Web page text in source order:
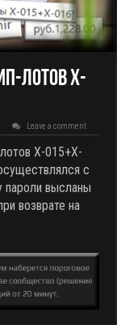
лотов X-
Leave a comment
X-015+X-
с
пароли высланы
возврате на